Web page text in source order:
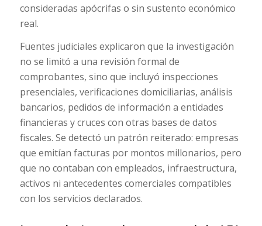
consideradas apócrifas o sin sustento económico
real.
Fuentes judiciales explicaron que la investigación
no se limitó a una revisión formal de
comprobantes, sino que incluyó inspecciones
presenciales, verificaciones domiciliarias, análisis
bancarios, pedidos de información a entidades
financieras y cruces con otras bases de datos
fiscales. Se detectó un patrón reiterado: empresas
que emitían facturas por montos millonarios, pero
que no contaban con empleados, infraestructura,
activos ni antecedentes comerciales compatibles
con los servicios declarados.